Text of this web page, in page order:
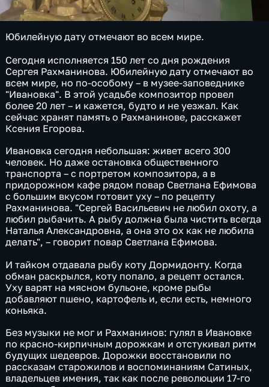
Юбилейную дату отмечают во всем мире.
Сегодня исполняется 150 лет со дня рождения
Сергея Рахманинова. Юбилейную дату отмечают во
всем мире, но по-особому – в музее-заповеднике
"Ивановка". В этой усадьбе композитор провел
более 20 лет – и кажется, будто и не уезжал. Как
сейчас хранят память о Рахманинове, расскажет
Ксения Егорова.
Ивановка сегодня небольшая: живет всего 300
человек. Но даже остановка общественного
транспорта – с портретом композитора, а в
придорожном кафе рядом повар Светлана Ефимова
с большим вкусом готовит уху – по рецепту
Рахманинова. "Сергей Васильевич не любил охоту, а
любил рыбачить. А рыбу должна была чистить всегда
Наталья Александровна, а она это ох как не любила
делать", – говорит повар Светлана Ефимова.
И тайком отдавала рыбу коту Дормидонту. Когда
обман раскрылся, коту попало, а рецепт остался.
Уху варят на мясном бульоне, кроме рыбы
добавляют пшено, картофель и, если есть, немного
коньяка.
Без музыки не мог и Рахманинов: гулял в Ивановке
по красно-кирпичным дорожкам и отстукивал ритм
будущих шедевров. Дорожки восстановили по
рассказам старожилов и воспоминаниям Сатиных,
владельцев имения, так как после революции 17-го